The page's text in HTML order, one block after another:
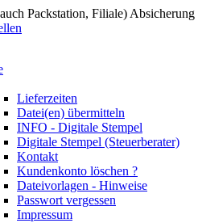
Packstation, Filiale) Absicherung
Lieferzeiten
Datei(en) übermitteln
INFO - Digitale Stempel
Digitale Stempel (Steuerberater)
Kontakt
Kundenkonto löschen ?
Dateivorlagen - Hinweise
Passwort vergessen
Impressum